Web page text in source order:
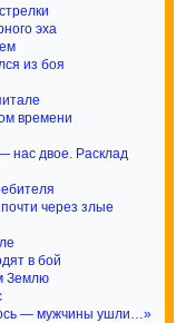
эха
из боя
времени
нас двое. Расклад
через злые
в бой
Землю
— мужчины ушли…»